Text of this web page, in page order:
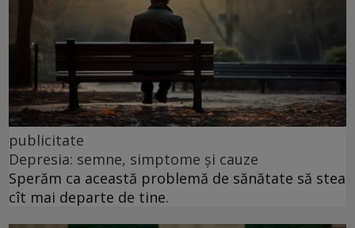
publicitate
Depresia: semne, simptome și cauze
Sperăm ca această problemă de sănătate să stea
cît mai departe de tine.